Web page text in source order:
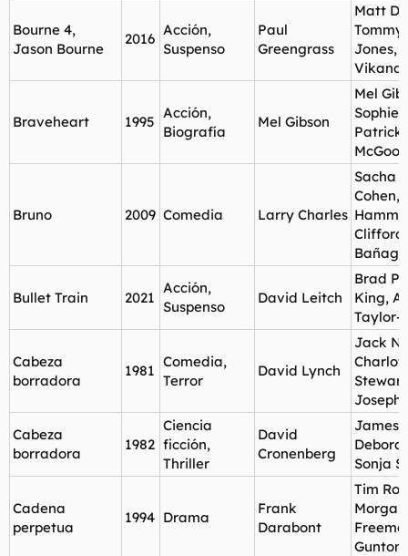
Bourne 4,
Jason Bourne
2016
Acción,
Suspenso
Paul
Greengrass
Matt
Tommy
Jones,
Braveheart 1995
Acción,
Biografía
Mel Gibson
Mel
Sophie
Patrick
Bruno 2009 Comedia Larry Charles
Sacha
Cohen,
Clifford
Bullet Train 2021
Acción,
Suspenso
David Leitch
Brad
King,
Taylor-
Cabeza
borradora
1981
Comedia,
Terror
David Lynch
Jack
Joseph
Cabeza
borradora
1982
Ciencia
ficción,
Thriller
David
Cronenberg
James
Sonja
Cadena
perpetua
1994 Drama
Frank
Darabont
Tim
Morgan
Gunton